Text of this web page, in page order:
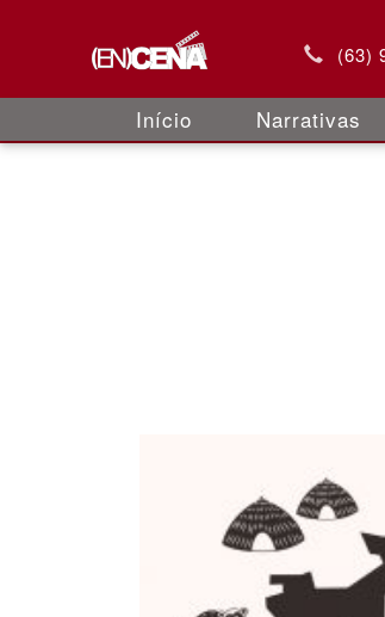
(63)
Início Narrativas